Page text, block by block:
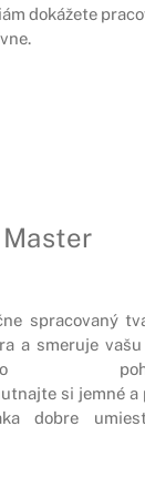
dokážete
Master
spracovaný
a smeruje
si jemné a
dobre